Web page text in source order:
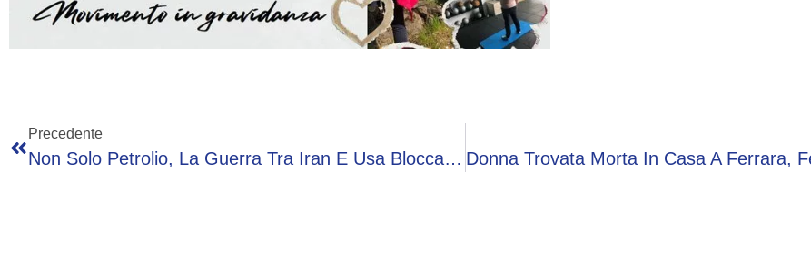
Precedente
Non Solo Petrolio, La Guerra Tra Iran E Usa Blocca I Pistacchi: Stop All’export